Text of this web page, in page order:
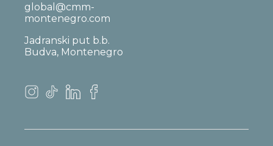
global@cmm-
montenegro.com
Jadranski put b.b.
Budva, Montenegro